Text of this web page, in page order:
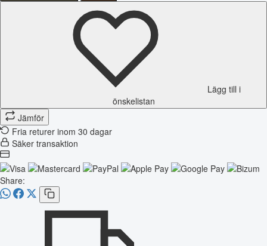
Lägg till i
önskelistan
Jämför
Fria returer inom 30 dagar
Säker transaktion
Share: